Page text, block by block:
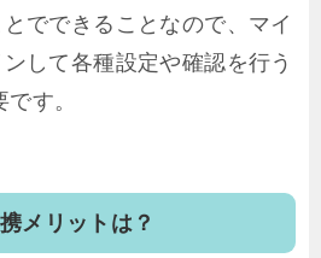
でできることなので、マイ
して各種設定や確認を行う
す。
メリットは？